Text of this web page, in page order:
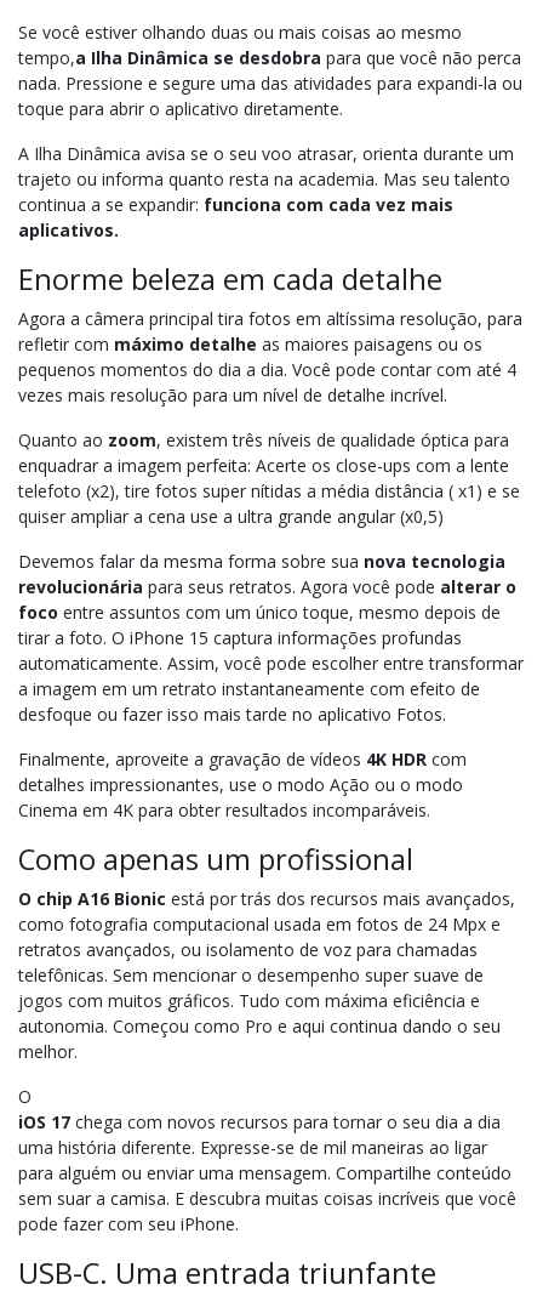
Se você estiver olhando duas ou mais coisas ao mesmo
tempo,a Ilha Dinâmica se desdobra para que você não perca
nada. Pressione e segure uma das atividades para expandi-la ou
toque para abrir o aplicativo diretamente.
A Ilha Dinâmica avisa se o seu voo atrasar, orienta durante um
trajeto ou informa quanto resta na academia. Mas seu talento
continua a se expandir: funciona com cada vez mais
aplicativos.
Enorme beleza em cada detalhe
Agora a câmera principal tira fotos em altíssima resolução, para
refletir com máximo detalhe as maiores paisagens ou os
pequenos momentos do dia a dia. Você pode contar com até 4
vezes mais resolução para um nível de detalhe incrível.
Quanto ao zoom, existem três níveis de qualidade óptica para
enquadrar a imagem perfeita: Acerte os close-ups com a lente
telefoto (x2), tire fotos super nítidas a média distância ( x1) e se
quiser ampliar a cena use a ultra grande angular (x0,5)
Devemos falar da mesma forma sobre sua nova tecnologia
revolucionária para seus retratos. Agora você pode alterar o
foco entre assuntos com um único toque, mesmo depois de
tirar a foto. O iPhone 15 captura informações profundas
automaticamente. Assim, você pode escolher entre transformar
a imagem em um retrato instantaneamente com efeito de
desfoque ou fazer isso mais tarde no aplicativo Fotos.
Finalmente, aproveite a gravação de vídeos 4K HDR com
detalhes impressionantes, use o modo Ação ou o modo
Cinema em 4K para obter resultados incomparáveis.
Como apenas um profissional
O chip A16 Bionic está por trás dos recursos mais avançados,
como fotografia computacional usada em fotos de 24 Mpx e
retratos avançados, ou isolamento de voz para chamadas
telefônicas. Sem mencionar o desempenho super suave de
jogos com muitos gráficos. Tudo com máxima eficiência e
autonomia. Começou como Pro e aqui continua dando o seu
melhor.
O
iOS 17 chega com novos recursos para tornar o seu dia a dia
uma história diferente. Expresse-se de mil maneiras ao ligar
para alguém ou enviar uma mensagem. Compartilhe conteúdo
sem suar a camisa. E descubra muitas coisas incríveis que você
pode fazer com seu iPhone.
USB-C. Uma entrada triunfante